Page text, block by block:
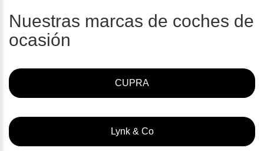
Nuestras marcas de coches de
ocasión
CUPRA
Lynk & Co